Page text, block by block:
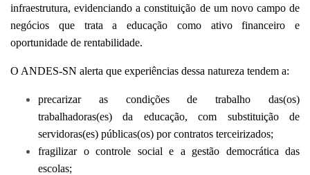
infraestrutura, evidenciando a constituição de um novo campo de
negócios que trata a educação como ativo financeiro e
oportunidade de rentabilidade.
O ANDES-SN alerta que experiências dessa natureza tendem a:
precarizar as condições de trabalho das(os)
trabalhadoras(es) da educação, com substituição de
servidoras(es) públicas(os) por contratos terceirizados;
fragilizar o controle social e a gestão democrática das
escolas;